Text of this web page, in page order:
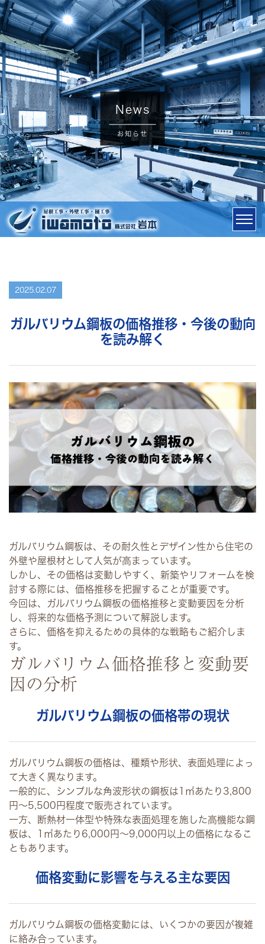
News
お知らせ
2025.02.07
ガルバリウム鋼板の価格推移・今後の動向
を読み解く
ガルバリウム鋼板は、その耐久性とデザイン性から住宅の
外壁や屋根材として人気が高まっています。
しかし、その価格は変動しやすく、新築やリフォームを検
討する際には、価格推移を把握することが重要です。
今回は、ガルバリウム鋼板の価格推移と変動要因を分析
し、将来的な価格予測について解説します。
さらに、価格を抑えるための具体的な戦略もご紹介しま
す。
ガルバリウム価格推移と変動要
因の分析
ガルバリウム鋼板の価格帯の現状
ガルバリウム鋼板の価格は、種類や形状、表面処理によっ
て大きく異なります。
一般的に、シンプルな角波形状の鋼板は1㎡あたり3,800
円～5,500円程度で販売されています。
一方、断熱材一体型や特殊な表面処理を施した高機能な鋼
板は、1㎡あたり6,000円～9,000円以上の価格になるこ
ともあります。
価格変動に影響を与える主な要因
ガルバリウム鋼板の価格変動には、いくつかの要因が複雑
に絡み合っています。